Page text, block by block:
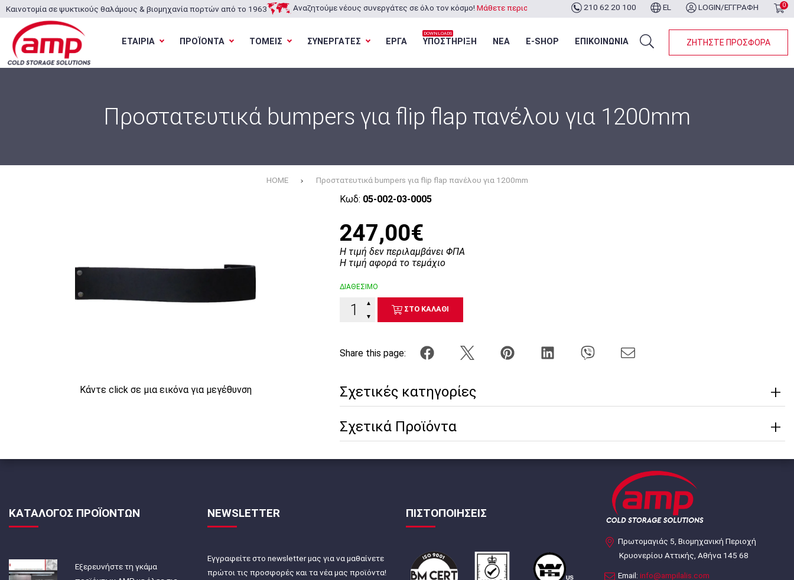
Καινοτομία σε ψυκτικούς θαλάμους & βιομηχανία πορτών από το 1963 Αναζητούμε νέους συνεργάτες σε όλο τον κόσμο! Μάθετε περισσότερα... 210 62 20 100 EL LOGIN/ΕΓΓΡΑΦΗ 0
ΕΤΑΙΡΙΑ ΠΡΟΪΟΝΤΑ ΤΟΜΕΙΣ ΣΥΝΕΡΓΑΤΕΣ ΕΡΓΑ ΥΠΟΣΤΗΡΙΞΗ
DOWNLOADS
ΝΕΑ E-SHOP ΕΠΙΚΟΙΝΩΝΙΑ ΖΗΤΗΣΤΕ ΠΡΟΣΦΟΡΑ
Προστατευτικά bumpers για flip flap πανέλου για 1200mm
HOME Προστατευτικά bumpers για flip flap πανέλου για 1200mm
Κάντε click σε μια εικόνα για μεγέθυνση
Κωδ: 05-002-03-0005
247,00€
Η τιμή δεν περιλαμβάνει ΦΠΑ
Η τιμή αφορά το τεμάχιο
ΔΙΑΘΕΣΙΜΟ
▼
▲
ΣΤΟ ΚΑΛΑΘΙ
Share this page:
Σχετικές κατηγορίες
Σχετικά Προϊόντα
ΚΑΤΑΛΟΓΟΣ ΠΡΟΪΟΝΤΩΝ
Εξερευνήστε τη γκάμα
NEWSLETTER
Εγγραφείτε στο newsletter μας για να μαθαίνετε
πρώτοι τις προσφορές και τα νέα μας προϊόντα!
ΠΙΣΤΟΠΟΙΗΣΕΙΣ
Πρωτομαγιάς 5, Βιομηχανική Περιοχή
Κρυονερίου Αττικής, Αθήνα 145 68
Email: info@ampilalis.com